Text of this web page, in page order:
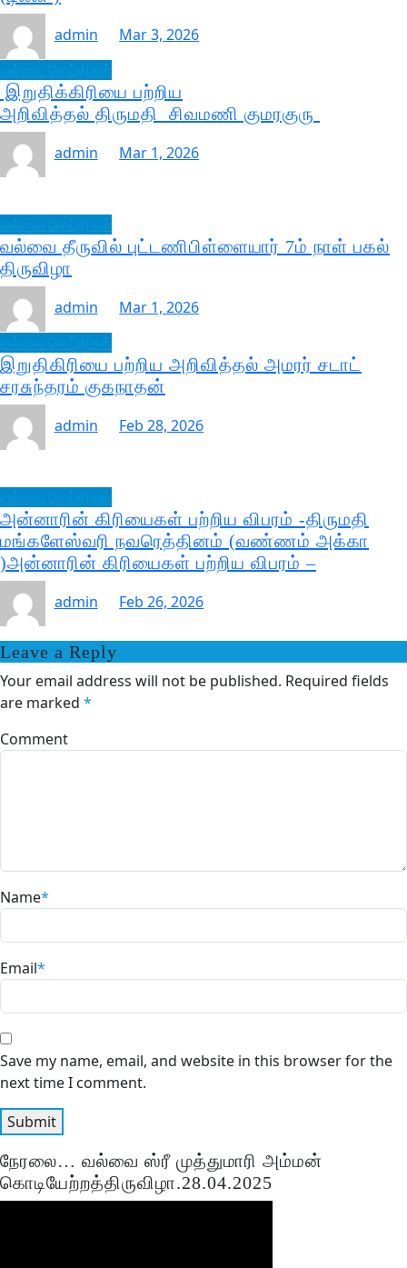
admin
Mar 3, 2026
இறுதிக்கிரியை பற்றிய
அறிவித்தல் திருமதி சிவமணி குமரகுரு
admin
Mar 1, 2026
வல்வை தீருவில் புட்டணிபிள்ளையார் 7ம் நாள் பகல்
திருவிழா
admin
Mar 1, 2026
இறுதிகிரியை பற்றிய அறிவித்தல் அமரர் சடாட்
சரசுந்தரம் குகநாதன்
admin
Feb 28, 2026
அன்னாரின் கிரியைகள் பற்றிய விபரம் -திருமதி
மங்களேஸ்வரி நவரெத்தினம் (வண்ணம் அக்கா
)அன்னாரின் கிரியைகள் பற்றிய விபரம் –
admin
Feb 26, 2026
Leave a Reply
Your email address will not be published. Required fields
are marked *
Comment
Name*
Email*
Save my name, email, and website in this browser for the
next time I comment.
நேரலை… வல்வை ஸ்ரீ முத்துமாரி அம்மன்
கொடியேற்றத்திருவிழா.28.04.2025